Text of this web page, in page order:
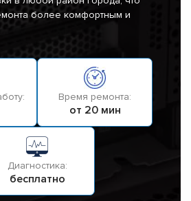
более комфортным и
Время ремонта:
от 20 мин
Диагностика:
бесплатно